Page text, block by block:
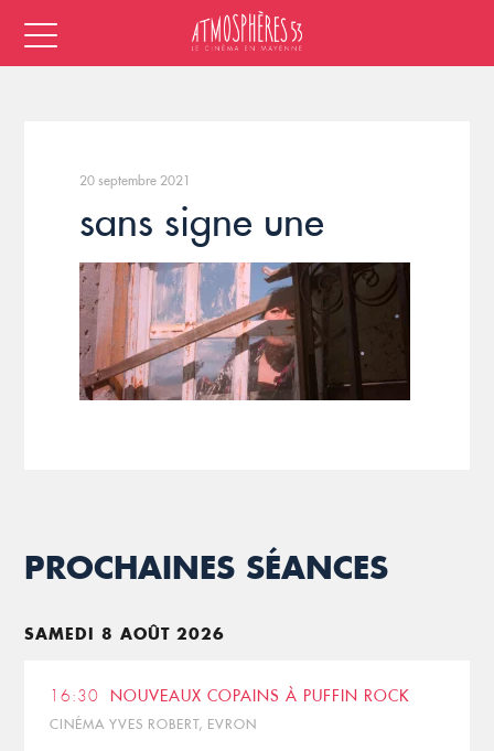
20 septembre 2021
sans signe une
PROCHAINES SÉANCES
SAMEDI 8 AOÛT 2026
16:30 NOUVEAUX COPAINS À PUFFIN ROCK
CINÉMA YVES ROBERT, EVRON